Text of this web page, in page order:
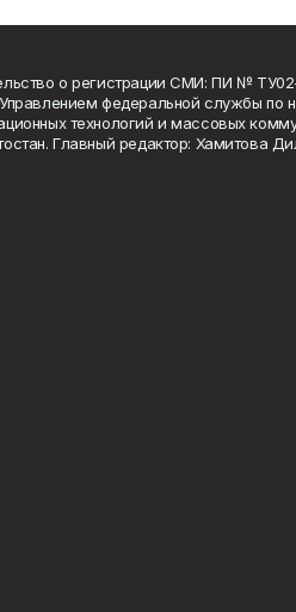
о регистрации СМИ: ПИ № ТУ02-
федеральной службы по
технологий и массовых
Главный редактор: Хамитова